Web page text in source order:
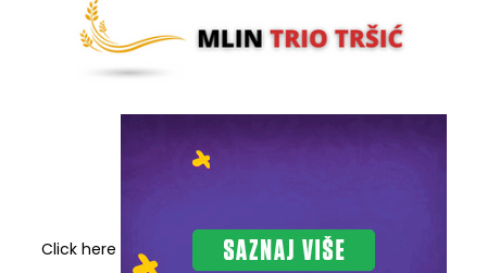
Click here